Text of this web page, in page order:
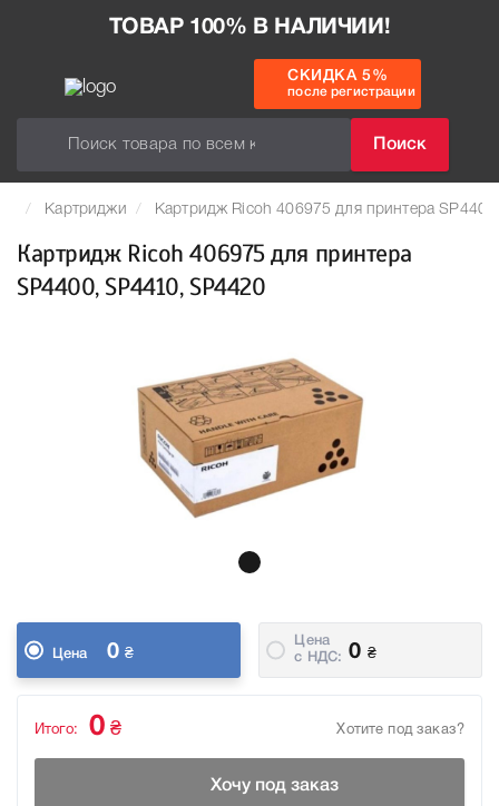
ТОВАР 100% В НАЛИЧИИ!
Поиск
СКИДКА 5%
после регистрации
Картриджи Картридж Ricoh 406975 для принтера
Картридж Ricoh 406975 для принтера
SP4400, SP4410, SP4420
Цена 0 ₴
Цена
c НДС:
0 ₴
Хотите под заказ?
Итого: 0 ₴
Хочу под заказ